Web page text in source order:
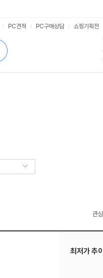
PC견적 PC구매상담 쇼핑기획전
관심
최저가 추이